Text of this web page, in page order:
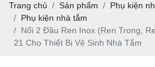
Trang chủ Sản phẩm
Phụ kiện
Phụ kiện nhà tắm
Nối 2 Đầu Ren Inox (Ren Trong,
21 Cho Thiết Bị Vệ Sinh Nhà Tắm